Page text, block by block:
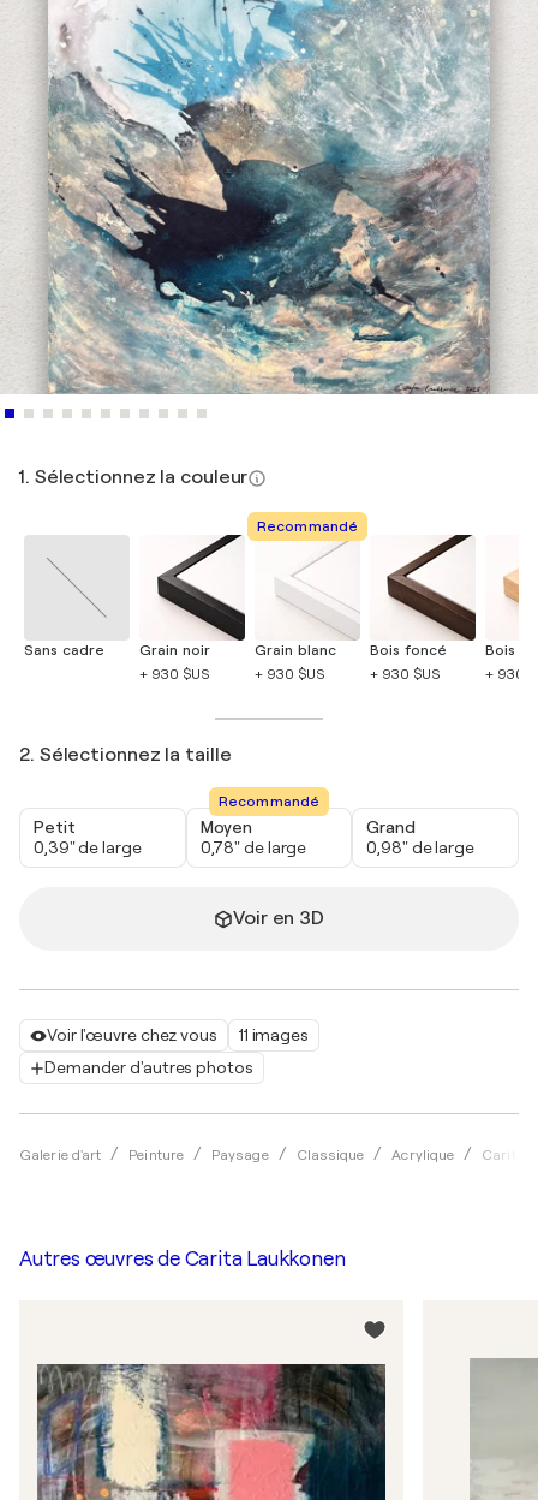
Voir l'œuvre chez vous
11 images
Demander d'autres photos
Galerie d'art Peinture Paysage Classique Acrylique Carita
1. Sélectionnez la couleur
Sans cadre
Grain noir
+ 930 $US
Recommandé
Grain blanc
+ 930 $US
Bois foncé
+ 930 $US
Bois
+ 930
2. Sélectionnez la taille
Petit
0,39" de large
Recommandé
Moyen
0,78" de large
Grand
0,98" de large
Voir en 3D
Autres œuvres de Carita Laukkonen